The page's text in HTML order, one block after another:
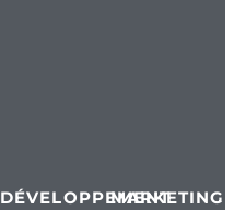
DÉVELOPPEMENT
MARKETING